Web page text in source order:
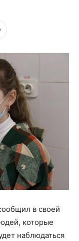
в своей
которые
наблюдаться